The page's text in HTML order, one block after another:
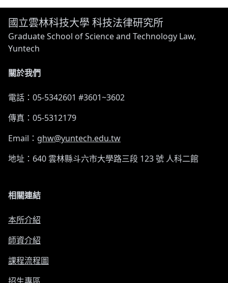
國立雲林科技大學 科技法律研究所
Graduate School of Science and Technology Law,
Yuntech
關於我們
電話：05-5342601 #3601~3602
傳真：05-5312179
Email： ghw@yuntech.edu.tw
地址：640 雲林縣斗六市大學路三段 123 號 人科二館
相關連結
本所介紹
師資介紹
課程流程圖